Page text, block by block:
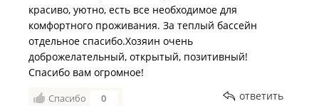
красиво, уютно, есть все необходимое для
комфортного проживания. За теплый бассейн
отдельное спасибо.Хозяин очень
доброжелательный, открытый, позитивный!
Спасибо вам огромное!
Спасибо 0 ответить